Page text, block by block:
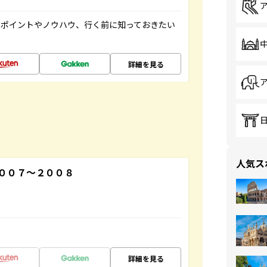
イントやノウハウ、行く前に知っておきたい
詳細を見る
７～２００８
詳細を見る
人気